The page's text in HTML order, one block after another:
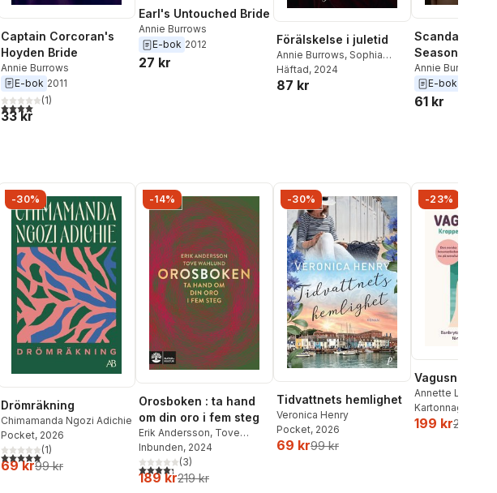
Captain Corcoran's
Hoyden Bride
Annie Burrows
E-bok 2011
4,0utav 5 stjärnor. Totalt antal röster:
(1)
33 kr
Earl's Untouched Bride
Annie Burrows
E-bok 2012
27 kr
Förälskelse i juletid
Annie Burrows, Sophia
James, Marguerite Kaye
Häftad, 2024
87 kr
Scandal Of
Season
Annie Burrows
E-bok
61 kr
-30%
Drömräkning
Chimamanda Ngozi Adichie
Pocket, 2026
5,0utav 5 stjärnor. Totalt antal röster:
(1)
69 kr99 kr
-14%
Orosboken : ta hand
om din oro i fem steg
Erik Andersson, Tove
Wahlund
Inbunden, 2024
4,3utav 5 stjärnor. Totalt antal röster:
(3)
189 kr219 kr
-30%
Tidvattnets hemlighet
Veronica Henry
Pocket, 2026
69 kr99 kr
-23%
Vagusnerven
Annette Løno
Kartonnage
199 kr259 kr